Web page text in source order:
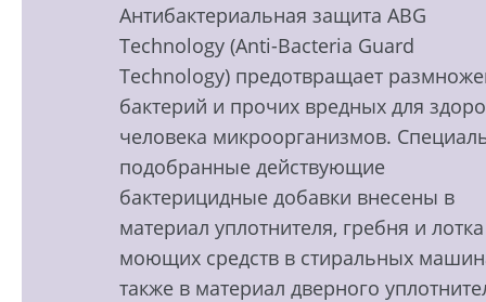
Антибактериальная защита ABG
Technology (Anti-Bacteria Guard
Technology) предотвращает
бактерий и прочих вредных для
человека микроорганизмов.
подобранные действующие
бактерицидные добавки внесены в
материал уплотнителя, гребня и
моющих средств в стиральных
также в материал дверного